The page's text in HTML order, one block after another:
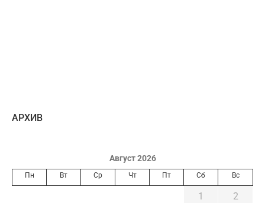
AРХИВ
Август 2026
Пн Вт Ср Чт Пт Сб Вс
1
2